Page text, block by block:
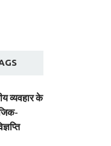
व्यवहार के